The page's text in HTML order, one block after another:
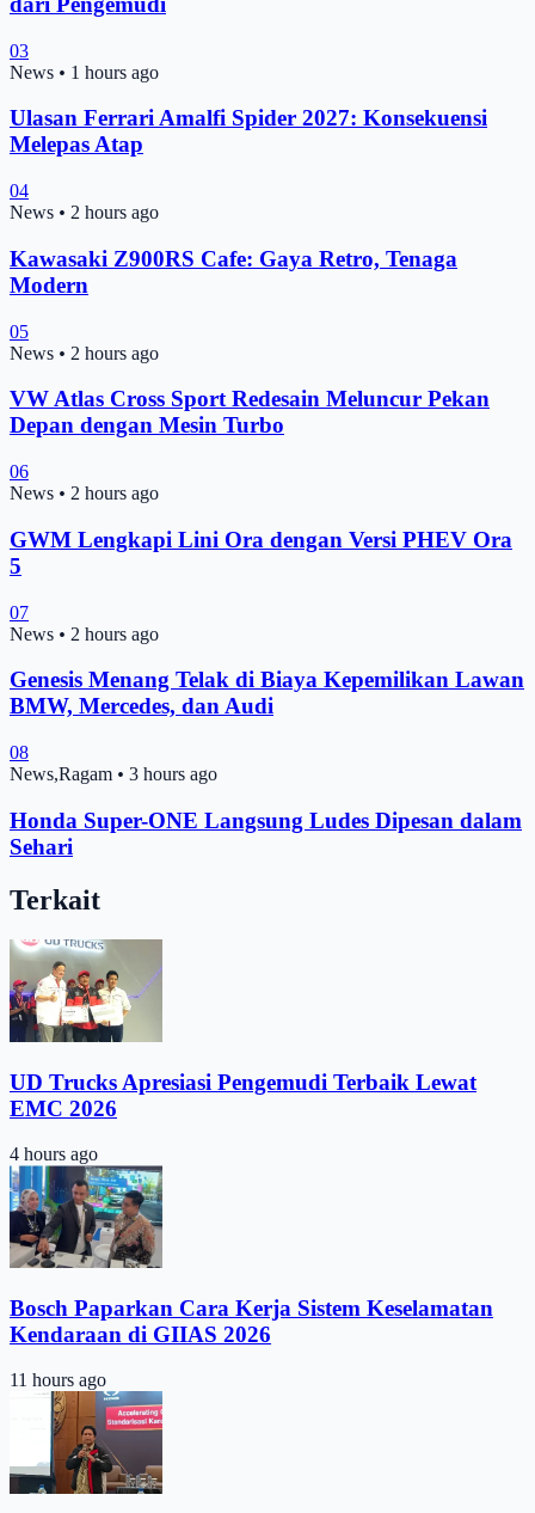
03
News • 1 hours ago
Ulasan Ferrari Amalfi Spider 2027: Konsekuensi
Melepas Atap
04
News • 2 hours ago
Kawasaki Z900RS Cafe: Gaya Retro, Tenaga
Modern
05
News • 2 hours ago
VW Atlas Cross Sport Redesain Meluncur Pekan
Depan dengan Mesin Turbo
06
News • 2 hours ago
GWM Lengkapi Lini Ora dengan Versi PHEV Ora
5
07
News • 2 hours ago
Genesis Menang Telak di Biaya Kepemilikan Lawan
BMW, Mercedes, dan Audi
08
News,Ragam • 3 hours ago
Honda Super-ONE Langsung Ludes Dipesan dalam
Sehari
Terkait
UD Trucks Apresiasi Pengemudi Terbaik Lewat
EMC 2026
4 hours ago
Bosch Paparkan Cara Kerja Sistem Keselamatan
Kendaraan di GIIAS 2026
11 hours ago